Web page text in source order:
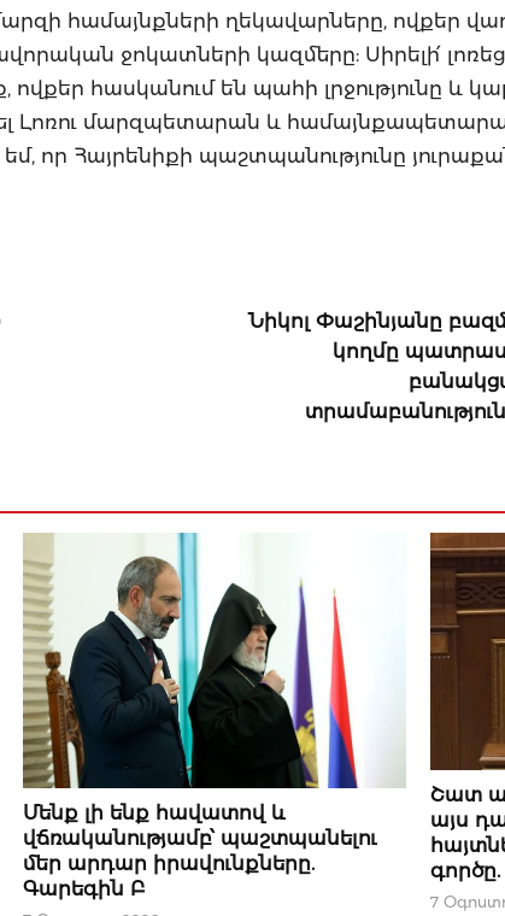
համայնքների ղեկավարները, ովքեր
ջոկատների կազմերը: Սիրելի՛
հասկանում են պահի լրջությունը և
Լոռու մարզպետարան և
որ Հայրենիքի պաշտպանությունը
Նիկոլ Փաշինյանը
կողմը
ԿԱՐԵՎՈՐԸ
Մենք լի ենք հավատով և
վճռականությամբ՝ պաշտպանելու
մեր արդար իրավունքները.
Գարեգին Բ
Շատ
այս
7